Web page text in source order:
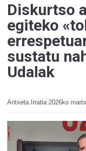
Diskurtso
egiteko
sustatu
Udalak
Antxeta Irratia 2026ko